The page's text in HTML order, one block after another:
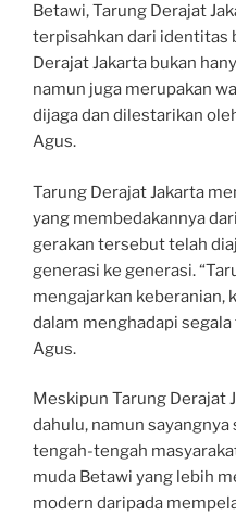
Betawi, Tarung Derajat
terpisahkan dari identitas
Derajat Jakarta bukan
namun juga merupakan
dijaga dan dilestarikan
Agus.
Tarung Derajat Jakarta
yang membedakannya
gerakan tersebut telah
generasi ke generasi.
mengajarkan keberanian,
dalam menghadapi segala
Agus.
Meskipun Tarung Derajat
dahulu, namun
tengah-tengah
muda Betawi yang lebih
modern daripada